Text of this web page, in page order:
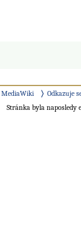
MediaWiki Odkazuje
Stránka byla naposledy